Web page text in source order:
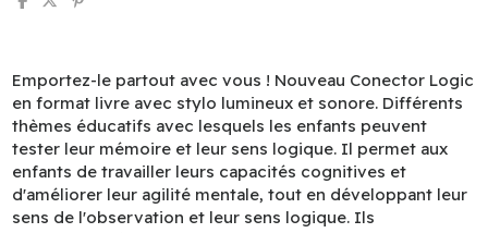
Emportez-le partout avec vous ! Nouveau Conector Logic
en format livre avec stylo lumineux et sonore. Différents
thèmes éducatifs avec lesquels les enfants peuvent
tester leur mémoire et leur sens logique. Il permet aux
enfants de travailler leurs capacités cognitives et
d'améliorer leur agilité mentale, tout en développant leur
sens de l'observation et leur sens logique. Ils